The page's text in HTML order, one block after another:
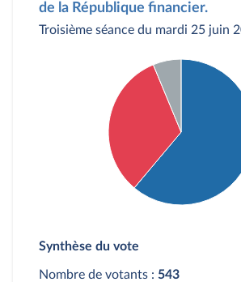
de la République financier.
Troisième séance du mardi 25 juin
Contre : 177 députés
Synthèse du vote
Nombre de votants : 543